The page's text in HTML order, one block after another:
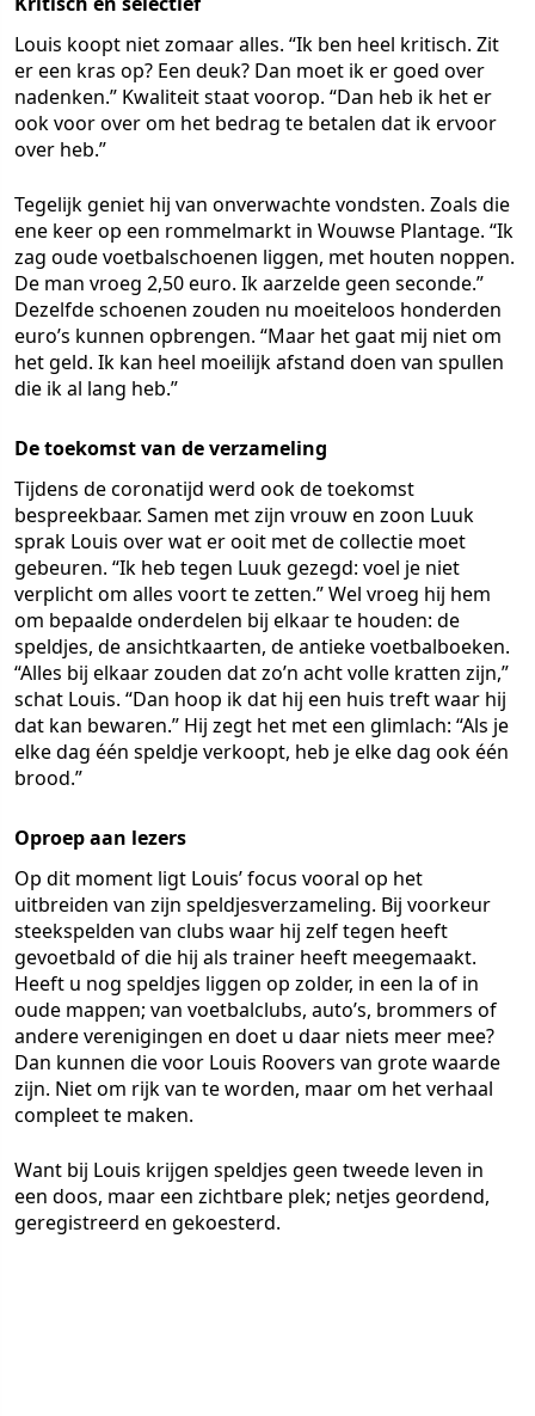
Louis koopt niet zomaar alles. “Ik ben heel kritisch. Zit
er een kras op? Een deuk? Dan moet ik er goed over
nadenken.” Kwaliteit staat voorop. “Dan heb ik het er
ook voor over om het bedrag te betalen dat ik ervoor
over heb.”
Tegelijk geniet hij van onverwachte vondsten. Zoals die
ene keer op een rommelmarkt in Wouwse Plantage. “Ik
zag oude voetbalschoenen liggen, met houten noppen.
De man vroeg 2,50 euro. Ik aarzelde geen seconde.”
Dezelfde schoenen zouden nu moeiteloos honderden
euro’s kunnen opbrengen. “Maar het gaat mij niet om
het geld. Ik kan heel moeilijk afstand doen van spullen
die ik al lang heb.”
De toekomst van de verzameling
Tijdens de coronatijd werd ook de toekomst
bespreekbaar. Samen met zijn vrouw en zoon Luuk
sprak Louis over wat er ooit met de collectie moet
gebeuren. “Ik heb tegen Luuk gezegd: voel je niet
verplicht om alles voort te zetten.” Wel vroeg hij hem
om bepaalde onderdelen bij elkaar te houden: de
speldjes, de ansichtkaarten, de antieke voetbalboeken.
“Alles bij elkaar zouden dat zo’n acht volle kratten zijn,”
schat Louis. “Dan hoop ik dat hij een huis treft waar hij
dat kan bewaren.” Hij zegt het met een glimlach: “Als je
elke dag één speldje verkoopt, heb je elke dag ook één
brood.”
Oproep aan lezers
Op dit moment ligt Louis’ focus vooral op het
uitbreiden van zijn speldjesverzameling. Bij voorkeur
steekspelden van clubs waar hij zelf tegen heeft
gevoetbald of die hij als trainer heeft meegemaakt.
Heeft u nog speldjes liggen op zolder, in een la of in
oude mappen; van voetbalclubs, auto’s, brommers of
andere verenigingen en doet u daar niets meer mee?
Dan kunnen die voor Louis Roovers van grote waarde
zijn. Niet om rijk van te worden, maar om het verhaal
compleet te maken.
Want bij Louis krijgen speldjes geen tweede leven in
een doos, maar een zichtbare plek; netjes geordend,
geregistreerd en gekoesterd.